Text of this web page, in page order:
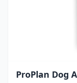
ProPlan Dog